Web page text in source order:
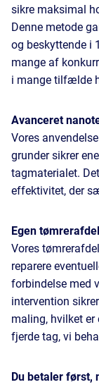
sikre maksimal
Denne metode
og beskyttende i
mange af
i mange tilfælde
Avanceret
Vores
grunder sikrer
tagmaterialet.
effektivitet, der
Egen
Vores
reparere
forbindelse med
intervention
maling, hvilket er
fjerde tag, vi
Du betaler